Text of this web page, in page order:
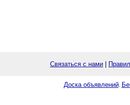
Связаться с нами
Доска объявлений.